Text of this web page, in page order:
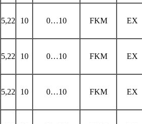
5,22 10 0…10 FKM EX
5,22 10 0…10 FKM EX
5,22 10 0…10 FKM EX